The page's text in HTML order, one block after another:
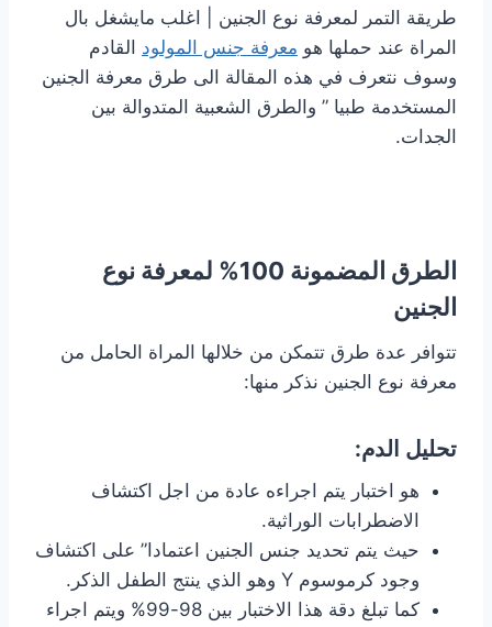
طريقة التمر لمعرفة نوع الجنين | اغلب مايشغل بال
المراة عند حملها هو معرفة جنس المولود القادم
وسوف نتعرف في هذه المقالة الى طرق معرفة الجنين
المستخدمة طبيا ” والطرق الشعبية المتدوالة بين
الجدات.
الطرق المضمونة 100% لمعرفة نوع
الجنين
تتوافر عدة طرق تتمكن من خلالها المراة الحامل من
معرفة نوع الجنين نذكر منها:
تحليل الدم:
هو اختبار يتم اجراءه عادة من اجل اكتشاف
الاضطرابات الوراثية.
حيث يتم تحديد جنس الجنين اعتمادا” على اكتشاف
وجود كرموسوم Y وهو الذي ينتج الطفل الذكر.
كما تبلغ دقة هذا الاختبار بين 98-99% ويتم اجراء